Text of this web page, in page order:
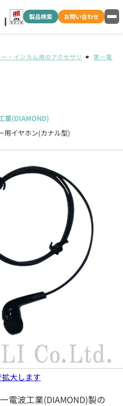
製品検索 お問い合わせ
・インカム用のアクセサリ 第一電波
業(DIAMOND)
用イヤホン(カナル型)
電波工業(DIAMOND)製の
大します